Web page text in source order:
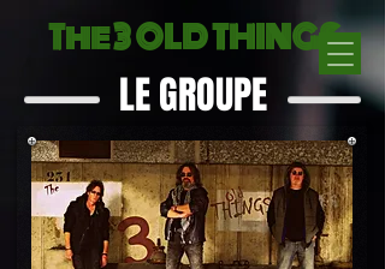
The 3 OLD THINGS
LE GROUPE